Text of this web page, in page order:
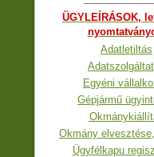
ÜGYLEÍRÁSOK,
Adatletiltás
Egyéni
Gépjármű
Okmány
Ügyfélkapu